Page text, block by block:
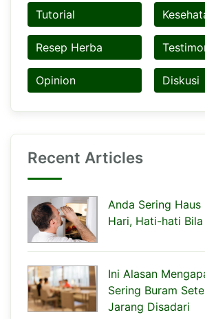
Tutorial
Resep Herba
Opinion Diskusi
Recent Articles
Anda Sering Haus
Hari, Hati-hati
Ini Alasan
Sering Buram
Jarang Disadari